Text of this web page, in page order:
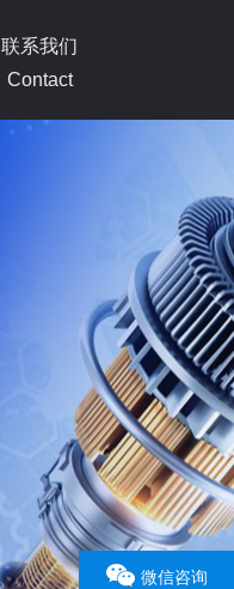
联系我们
Contact
微信咨询